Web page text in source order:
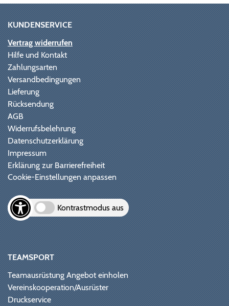
KUNDENSERVICE
Vertrag widerrufen
Hilfe und Kontakt
Zahlungsarten
Versandbedingungen
Lieferung
Rücksendung
AGB
Widerrufsbelehrung
Datenschutzerklärung
Impressum
Erklärung zur Barrierefreiheit
Cookie-Einstellungen anpassen
Kontrastmodus aus
TEAMSPORT
Teamausrüstung Angebot einholen
Vereinskooperation/Ausrüster
Druckservice